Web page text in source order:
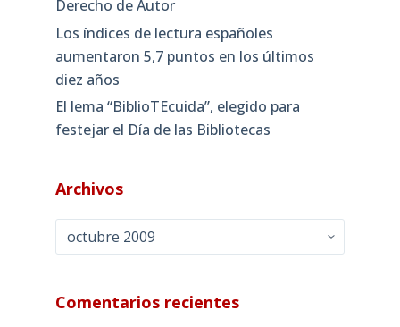
Derecho de Autor
Los índices de lectura españoles
aumentaron 5,7 puntos en los últimos
diez años
El lema “BiblioTEcuida”, elegido para
festejar el Día de las Bibliotecas
Archivos
Archivos
Comentarios recientes